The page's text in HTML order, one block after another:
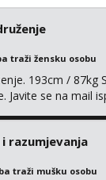
traži žensku osobu
193cm /
Javite se na mail
razumjevanja
traži mušku osobu